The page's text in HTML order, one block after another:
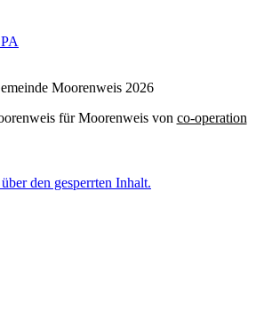
Moorenweis 2026
für Moorenweis von co-operation
den gesperrten Inhalt.